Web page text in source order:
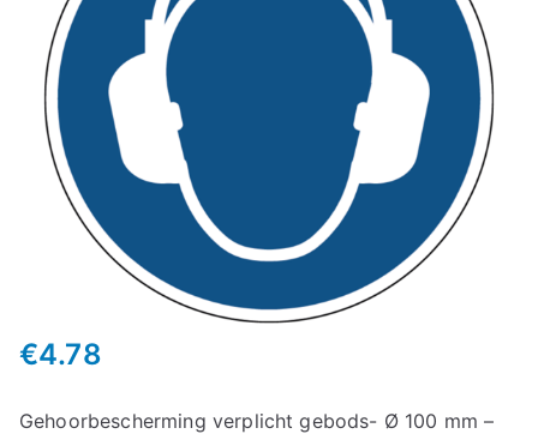
€4.78
Gehoorbescherming verplicht gebods- Ø 100 mm –